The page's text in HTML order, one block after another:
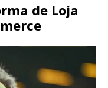
de Loja